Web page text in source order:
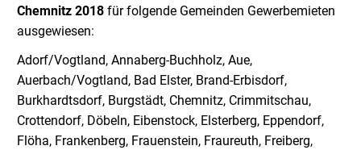
Chemnitz 2018 für folgende Gemeinden Gewerbemieten
ausgewiesen:
Adorf/Vogtland, Annaberg-Buchholz, Aue,
Auerbach/Vogtland, Bad Elster, Brand-Erbisdorf,
Burkhardtsdorf, Burgstädt, Chemnitz, Crimmitschau,
Crottendorf, Döbeln, Eibenstock, Elsterberg, Eppendorf,
Flöha, Frankenberg, Frauenstein, Fraureuth, Freiberg,